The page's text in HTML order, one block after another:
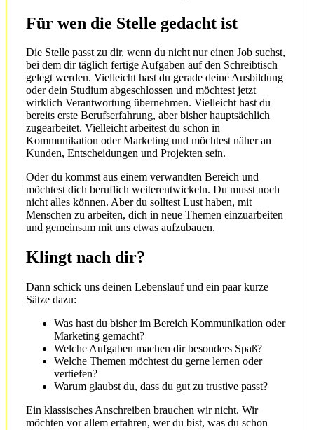
Für wen die Stelle gedacht ist
Die Stelle passt zu dir, wenn du nicht nur einen Job suchst,
bei dem dir täglich fertige Aufgaben auf den Schreibtisch
gelegt werden. Vielleicht hast du gerade deine Ausbildung
oder dein Studium abgeschlossen und möchtest jetzt
wirklich Verantwortung übernehmen. Vielleicht hast du
bereits erste Berufserfahrung, aber bisher hauptsächlich
zugearbeitet. Vielleicht arbeitest du schon in
Kommunikation oder Marketing und möchtest näher an
Kunden, Entscheidungen und Projekten sein.
Oder du kommst aus einem verwandten Bereich und
möchtest dich beruflich weiterentwickeln. Du musst noch
nicht alles können. Aber du solltest Lust haben, mit
Menschen zu arbeiten, dich in neue Themen einzuarbeiten
und gemeinsam mit uns etwas aufzubauen.
Klingt nach dir?
Dann schick uns deinen Lebenslauf und ein paar kurze
Sätze dazu:
Was hast du bisher im Bereich Kommunikation oder
Marketing gemacht?
Welche Aufgaben machen dir besonders Spaß?
Welche Themen möchtest du gerne lernen oder
vertiefen?
Warum glaubst du, dass du gut zu trustive passt?
Ein klassisches Anschreiben brauchen wir nicht. Wir
möchten vor allem erfahren, wer du bist, was du schon